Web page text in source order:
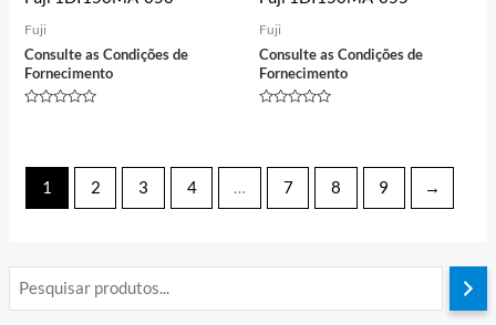
Fuji
Consulte as Condições de
Fornecimento
Fuji
Consulte as Condições de
Fornecimento
1 2 3 4 … 7 8 9 →